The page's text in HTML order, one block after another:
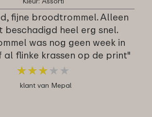
fijne broodtrommel. Alleen
beschadigd heel erg snel.
was nog geen week in
al flinke krassen op de print"
★★★ ★ ★
★★★ ★ ★
klant van Mepal